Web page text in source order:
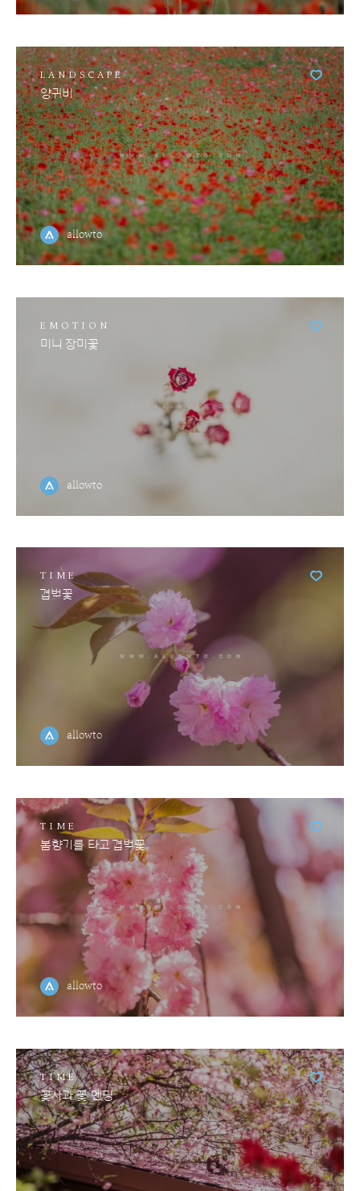
LANDSCAPE
양귀비
allowto
EMOTION
미니 장미꽃
allowto
TIME
겹벚꽃
allowto
TIME
봄향기를 타고 겹벚꽃
allowto
TIME
꽃사과 꽃 엔딩